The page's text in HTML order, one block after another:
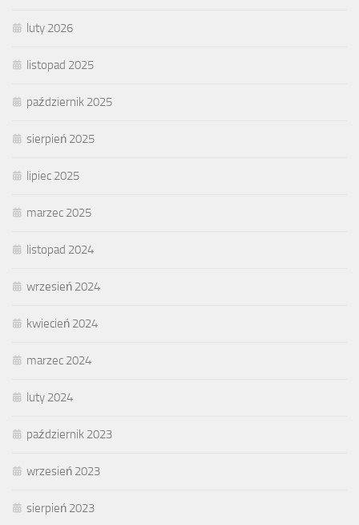
luty 2026
listopad 2025
październik 2025
sierpień 2025
lipiec 2025
marzec 2025
listopad 2024
wrzesień 2024
kwiecień 2024
marzec 2024
luty 2024
październik 2023
wrzesień 2023
sierpień 2023